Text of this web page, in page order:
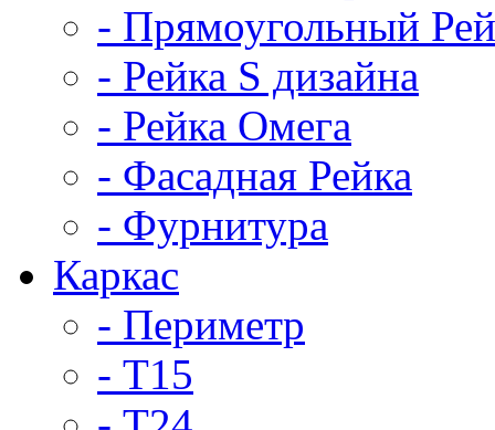
- Прямоугольный
- Рейка S дизайна
- Рейка Омега
- Фасадная Рейка
- Фурнитура
Каркас
- Периметр
- Т15